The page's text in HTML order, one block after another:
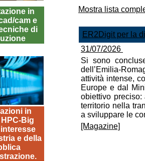
in
cam e
di
in
Big
e della
Mostra lista
ER2Digit per la
31/07/2026
Si sono
dell’Emilia-
attività intense,
Europe e dal
obiettivo preciso:
territorio nella
a sviluppare le
[Magazine]